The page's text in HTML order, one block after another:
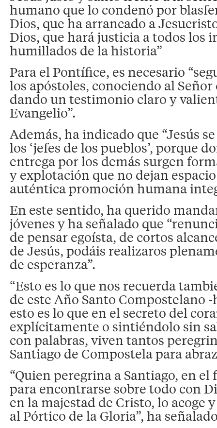
humano que lo condenó por
Dios, que ha arrancado a
Dios, que hará justicia a todos los
humillados de la historia”
Para el Pontífice, es necesario
los apóstoles, conociendo al Señor
dando un testimonio claro y
Evangelio”.
Además, ha indicado que “Jesús
los ‘jefes de los pueblos’, porque
entrega por los demás surgen
y explotación que no dejan
auténtica promoción humana
En este sentido, ha querido
jóvenes y ha señalado que
de pensar egoísta, de cortos
de Jesús, podáis realizaros
de esperanza”.
“Esto es lo que nos recuerda
de este Año Santo Compostelano
esto es lo que en el secreto del
explícitamente o sintiéndolo sin
con palabras, viven tantos
Santiago de Compostela para
“Quien peregrina a Santiago, en el
para encontrarse sobre todo con
en la majestad de Cristo, lo acoge
al Pórtico de la Gloria”, ha